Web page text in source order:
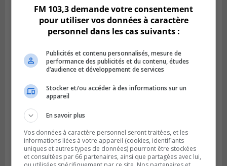
BOUCHERVILLE
Publié le 5 août 2026 à 15h25
Le MTMD annonce des fermetures sur
l’autoroute 20 à Boucherville
FM 103,3 demande votre consentement
pour utiliser vos données à caractère
personnel dans les cas suivants :
Publicités et contenu personnalisés, mesure de
performance des publicités et du contenu, études
d’audience et développement de services
Stocker et/ou accéder à des informations sur un
appareil
En savoir plus
Vos données à caractère personnel seront traitées, et les
informations liées à votre appareil (cookies, identifiants
uniques et autres types de données) pourront être stockées
et consultées par 66 partenaires, ainsi que partagées avec lui,